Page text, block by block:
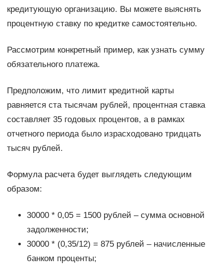
кредитующую организацию. Вы можете выяснять
процентную ставку по кредитке самостоятельно.
Рассмотрим конкретный пример, как узнать сумму
обязательного платежа.
Предположим, что лимит кредитной карты
равняется ста тысячам рублей, процентная ставка
составляет 35 годовых процентов, а в рамках
отчетного периода было израсходовано тридцать
тысяч рублей.
Формула расчета будет выглядеть следующим
образом:
30000 * 0,05 = 1500 рублей – сумма основной
задолженности;
30000 * (0,35/12) = 875 рублей – начисленные
банком проценты;